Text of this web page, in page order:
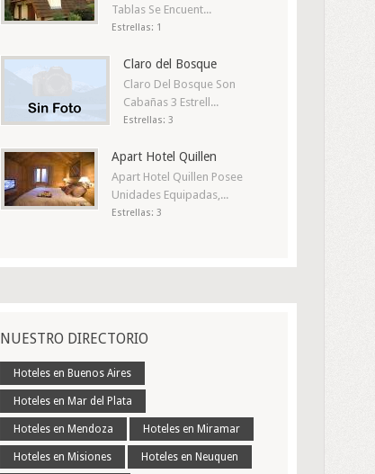
Tablas Se Encuent...
Estrellas: 1
Claro del Bosque
Claro Del Bosque Son
Cabañas 3 Estrell...
Estrellas: 3
Apart Hotel Quillen
Apart Hotel Quillen Posee
Unidades Equipadas,...
Estrellas: 3
NUESTRO DIRECTORIO
Hoteles en Buenos Aires
Hoteles en Mar del Plata
Hoteles en Mendoza Hoteles en Miramar
Hoteles en Misiones Hoteles en Neuquen